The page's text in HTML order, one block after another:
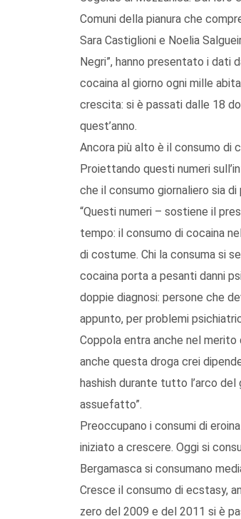
Comuni della pianura che
Sara Castiglioni e Noelia
Negri”, hanno presentato i dati
cocaina al giorno ogni mille
crescita: si è passati dalle 18
quest’anno.
Ancora più alto è il consumo di
Proiettando questi numeri
che il consumo giornaliero sia
“Questi numeri – sostiene il
tempo: il consumo di cocaina
di costume. Chi la consuma si
cocaina porta a pesanti danni
doppie diagnosi: persone che
appunto, per problemi
Coppola entra anche nel
anche questa droga crei
hashish durante tutto l’arco del
assuefatto”.
Preoccupano i consumi di
iniziato a crescere. Oggi si
Bergamasca si consumano
Cresce il consumo di ecstasy,
zero del 2009 e del 2011 si è